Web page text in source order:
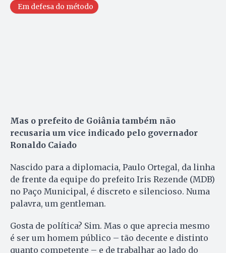
Em defesa do método
Mas o prefeito de Goiânia também não
recusaria um vice indicado pelo governador
Ronaldo Caiado
Nascido para a diplomacia, Paulo Ortegal, da linha
de frente da equipe do prefeito Iris Rezende (MDB)
no Paço Municipal, é discreto e silencioso. Numa
palavra, um gentleman.
Gosta de política? Sim. Mas o que aprecia mesmo
é ser um homem público – tão decente e distinto
quanto competente – e de trabalhar ao lado do